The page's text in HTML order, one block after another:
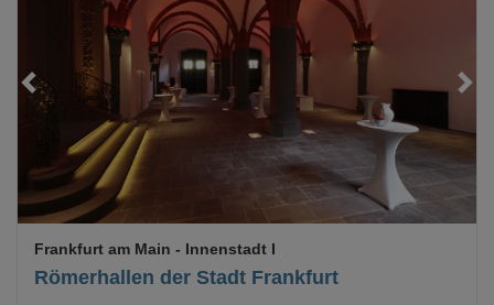
Römerhallen der Stadt Frankfurt
Frankfurt am Main - Innenstadt I